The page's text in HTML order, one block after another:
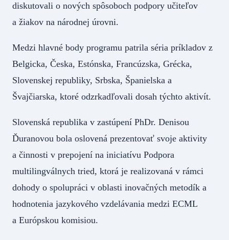
diskutovali o nových spôsoboch podpory učiteľov
a žiakov na národnej úrovni.
Medzi hlavné body programu patrila séria príkladov z
Belgicka, Česka, Estónska, Francúzska, Grécka,
Slovenskej republiky, Srbska, Španielska a
Švajčiarska, ktoré odzrkadľovali dosah týchto aktivít.
Slovenská republika v zastúpení PhDr. Denisou
Ďuranovou bola oslovená prezentovať svoje aktivity
a činnosti v prepojení na iniciatívu Podpora
multilingválnych tried, ktorá je realizovaná v rámci
dohody o spolupráci v oblasti inovačných metodík a
hodnotenia jazykového vzdelávania medzi ECML
a Európskou komisiou.